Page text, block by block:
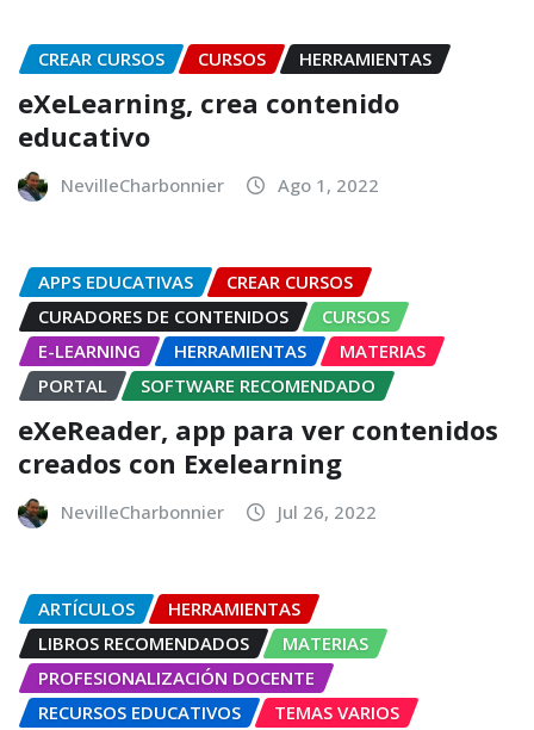
CREAR CURSOS CURSOS HERRAMIENTAS
eXeLearning, crea contenido
educativo
NevilleCharbonnier Ago 1, 2022
APPS EDUCATIVAS
CREAR CURSOS
CURADORES DE CONTENIDOS
CURSOS
E-LEARNING
HERRAMIENTAS
MATERIAS
PORTAL
SOFTWARE RECOMENDADO
eXeReader, app para ver contenidos
creados con Exelearning
NevilleCharbonnier Jul 26, 2022
ARTÍCULOS
HERRAMIENTAS
LIBROS RECOMENDADOS
MATERIAS
PROFESIONALIZACIÓN DOCENTE
RECURSOS EDUCATIVOS
TEMAS VARIOS